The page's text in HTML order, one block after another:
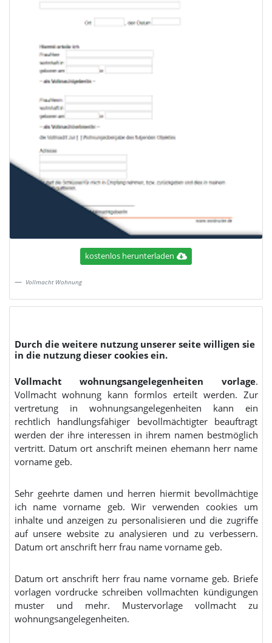
kostenlos herunterladen
Vollmacht Wohnung
Durch die weitere nutzung unserer seite willigen sie
in die nutzung dieser cookies ein.
Vollmacht wohnungsangelegenheiten vorlage.
Vollmacht wohnung kann formlos erteilt werden. Zur
vertretung in wohnungsangelegenheiten kann ein
rechtlich handlungsfähiger bevollmächtigter beauftragt
werden der ihre interessen in ihrem namen bestmöglich
vertritt. Datum ort anschrift meinen ehemann herr name
vorname geb.
Sehr geehrte damen und herren hiermit bevollmächtige
ich name vorname geb. Wir verwenden cookies um
inhalte und anzeigen zu personalisieren und die zugriffe
auf unsere website zu analysieren und zu verbessern.
Datum ort anschrift herr frau name vorname geb.
Datum ort anschrift herr frau name vorname geb. Briefe
vorlagen vordrucke schreiben vollmachten kündigungen
muster und mehr. Mustervorlage vollmacht zu
wohnungsangelegenheiten.